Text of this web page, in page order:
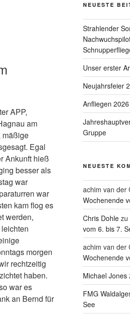
APP,
am
mäßige
Egal
Ankunft hieß
besser als
war
war
kam flog es
werden,
morgen
rechtzeitig
haben.
war es
an Bernd für
NEUESTE
Strahlender
Unser erster
Neujahrsfeier
Anfliegen 2026
Gruppe
NEUESTE
achim van der
Wochenende
Chris Dohlezu
vom 6. bis 7.
achim van der
Wochenende
Michael Jones
FMG
See